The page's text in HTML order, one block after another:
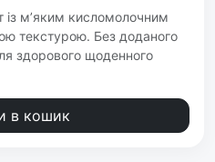
із м’яким кисломолочним
текстурою. Без доданого
здорового щоденного
в кошик